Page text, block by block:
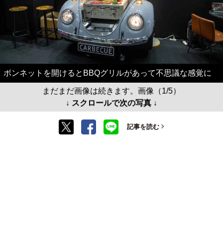
ボンネットを開けるとBBQグリルがあって不思議な感覚に
まだまだ画像は続きます。画像（1/5）
↓ スクロールで次の写真 ↓
記事を読む